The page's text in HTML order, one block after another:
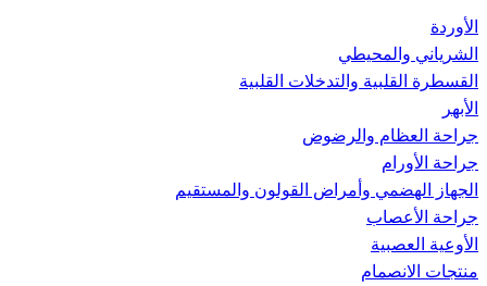
الأوردة
الشرياني والمحيطي
القسطرة القلبية والتدخلات القلبية
الأبهر
جراحة العظام والرضوض
جراحة الأورام
الجهاز الهضمي وأمراض القولون والمستقيم
جراحة الأعصاب
الأوعية العصبية
منتجات الانصمام